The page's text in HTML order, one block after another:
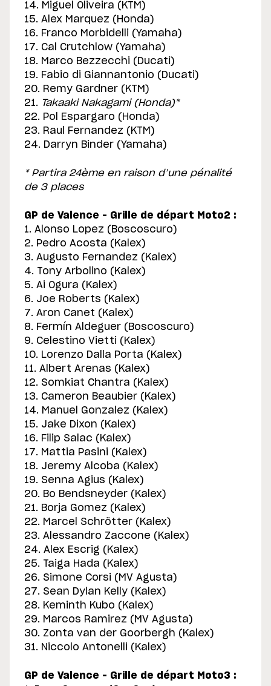
14. Miguel Oliveira (KTM)
15. Alex Marquez (Honda)
16. Franco Morbidelli (Yamaha)
17. Cal Crutchlow (Yamaha)
18. Marco Bezzecchi (Ducati)
19. Fabio di Giannantonio (Ducati)
20. Remy Gardner (KTM)
21. Takaaki Nakagami (Honda)*
22. Pol Espargaro (Honda)
23. Raul Fernandez (KTM)
24. Darryn Binder (Yamaha)
* Partira 24ème en raison d’une pénalité
de 3 places
GP de Valence – Grille de départ Moto2 :
1. Alonso Lopez (Boscoscuro)
2. Pedro Acosta (Kalex)
3. Augusto Fernandez (Kalex)
4. Tony Arbolino (Kalex)
5. Ai Ogura (Kalex)
6. Joe Roberts (Kalex)
7. Aron Canet (Kalex)
8. Fermín Aldeguer (Boscoscuro)
9. Celestino Vietti (Kalex)
10. Lorenzo Dalla Porta (Kalex)
11. Albert Arenas (Kalex)
12. Somkiat Chantra (Kalex)
13. Cameron Beaubier (Kalex)
14. Manuel Gonzalez (Kalex)
15. Jake Dixon (Kalex)
16. Filip Salac (Kalex)
17. Mattia Pasini (Kalex)
18. Jeremy Alcoba (Kalex)
19. Senna Agius (Kalex)
20. Bo Bendsneyder (Kalex)
21. Borja Gomez (Kalex)
22. Marcel Schrötter (Kalex)
23. Alessandro Zaccone (Kalex)
24. Alex Escrig (Kalex)
25. Taiga Hada (Kalex)
26. Simone Corsi (MV Agusta)
27. Sean Dylan Kelly (Kalex)
28. Keminth Kubo (Kalex)
29. Marcos Ramirez (MV Agusta)
30. Zonta van der Goorbergh (Kalex)
31. Niccolo Antonelli (Kalex)
GP de Valence – Grille de départ Moto3 :